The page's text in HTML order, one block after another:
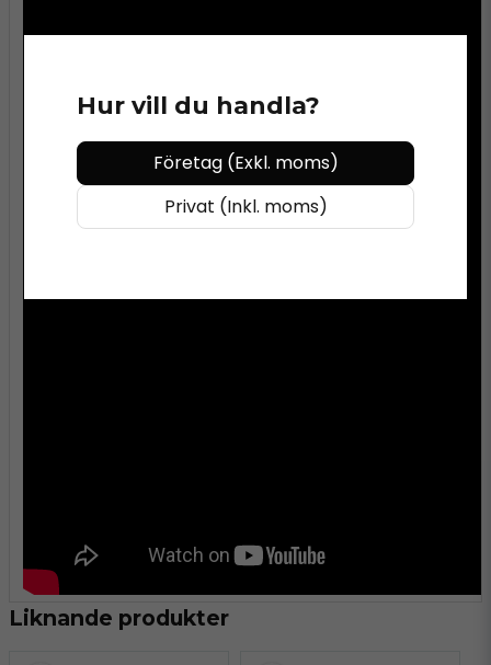
Liknande produkter
Hur vill du handla?
Företag (Exkl. moms)
Privat (Inkl. moms)